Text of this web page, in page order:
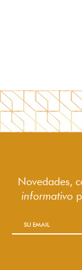
Novedades,
informativo